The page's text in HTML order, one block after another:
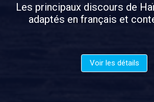
Les principaux discours de
adaptés en français et
Voir les détails